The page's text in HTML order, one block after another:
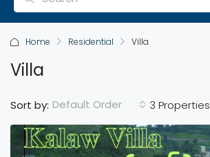
Home Residential Villa
Villa
3 Properties
Sort by: Default Order